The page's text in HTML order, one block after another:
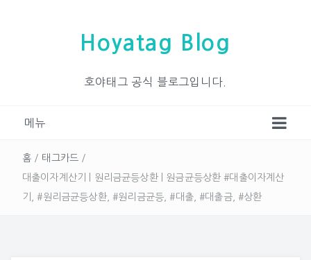
Hoyatag Blog
호야태그 공식 블로그입니다.
메뉴
홈 / 태그카드 /
대출이자계산기 | 원리금균등상환 | 원금균등상환 #대출이자계산
기, #원리금균등상환, #원리금균등, #대출, #대출금, #상환